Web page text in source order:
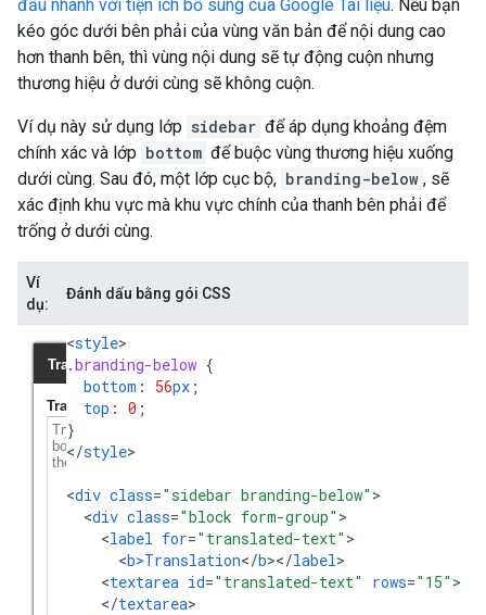
đầu nhanh với tiện ích bổ sung của Google Tài liệu. Nếu bạn
kéo góc dưới bên phải của vùng văn bản để nội dung cao
hơn thanh bên, thì vùng nội dung sẽ tự động cuộn nhưng
thương hiệu ở dưới cùng sẽ không cuộn.
Ví dụ này sử dụng lớp sidebar để áp dụng khoảng đệm
chính xác và lớp bottom để buộc vùng thương hiệu xuống
dưới cùng. Sau đó, một lớp cục bộ, branding-below , sẽ
xác định khu vực mà khu vực chính của thanh bên phải để
trống ở dưới cùng.
Ví
dụ:
Đánh dấu bằng gói CSS
<style
.branding-below {
bottom : 56px ;
top : 0 ;
}
</style>
<div class="sidebar branding-below"
<div class="block form-group"
<label for="translated-text"
<b>Translation</b></label
<textarea id="translated-text" rows="15"
</textarea